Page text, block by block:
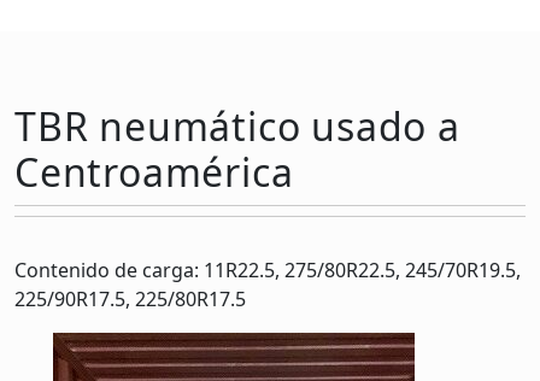
TBR neumático usado a
Centroamérica
Contenido de carga: 11R22.5, 275/80R22.5, 245/70R19.5,
225/90R17.5, 225/80R17.5